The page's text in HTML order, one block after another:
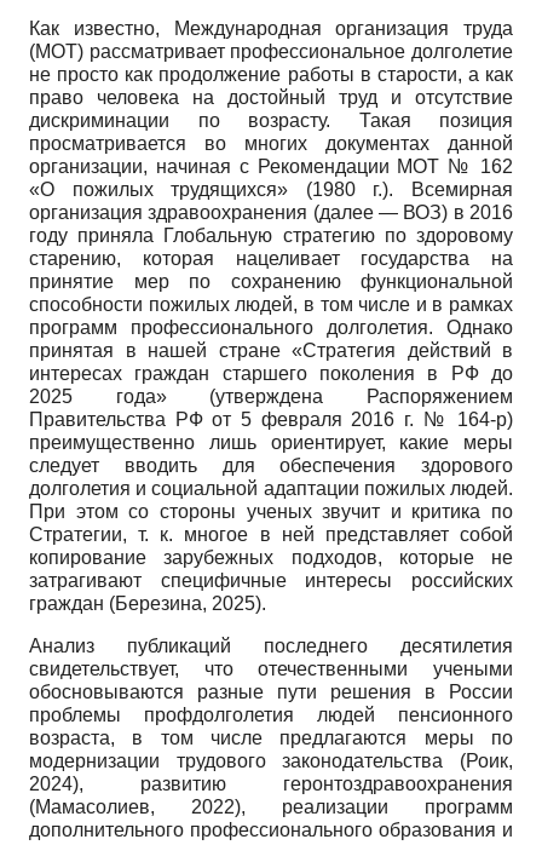
Как известно, Международная организация труда
(МОТ) рассматривает профессиональное долголетие
не просто как продолжение работы в старости, а как
право человека на достойный труд и отсутствие
дискриминации по возрасту. Такая позиция
просматривается во многих документах данной
организации, начиная с Рекомендации МОТ № 162
«О пожилых трудящихся» (1980 г.). Всемирная
организация здравоохранения (далее — ВОЗ) в 2016
году приняла Глобальную стратегию по здоровому
старению, которая нацеливает государства на
принятие мер по сохранению функциональной
способности пожилых людей, в том числе и в рамках
программ профессионального долголетия. Однако
принятая в нашей стране «Стратегия действий в
интересах граждан старшего поколения в РФ до
2025 года» (утверждена Распоряжением
Правительства РФ от 5 февраля 2016 г. № 164-р)
преимущественно лишь ориентирует, какие меры
следует вводить для обеспечения здорового
долголетия и социальной адаптации пожилых людей.
При этом со стороны ученых звучит и критика по
Стратегии, т. к. многое в ней представляет собой
копирование зарубежных подходов, которые не
затрагивают специфичные интересы российских
граждан (Березина, 2025).
Анализ публикаций последнего десятилетия
свидетельствует, что отечественными учеными
обосновываются разные пути решения в России
проблемы профдолголетия людей пенсионного
возраста, в том числе предлагаются меры по
модернизации трудового законодательства (Роик,
2024), развитию геронтоздравоохранения
(Мамасолиев, 2022), реализации программ
дополнительного профессионального образования и